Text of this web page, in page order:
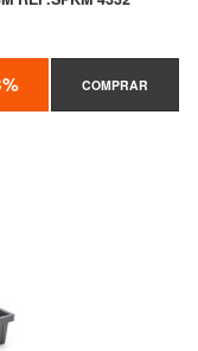
COMPRAR